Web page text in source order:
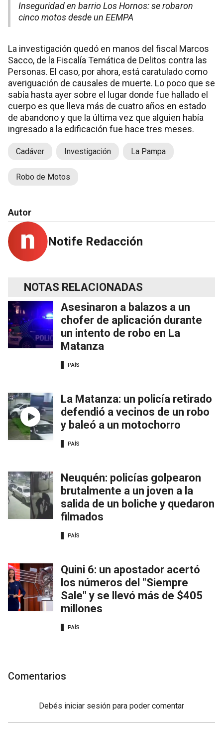
Inseguridad en barrio Los Hornos: se robaron
cinco motos desde un EEMPA
La investigación quedó en manos del fiscal Marcos
Sacco, de la Fiscalía Temática de Delitos contra las
Personas. El caso, por ahora, está caratulado como
averiguación de causales de muerte. Lo poco que se
sabía hasta ayer sobre el lugar donde fue hallado el
cuerpo es que lleva más de cuatro años en estado
de abandono y que la última vez que alguien había
ingresado a la edificación fue hace tres meses.
Cadáver Investigación La Pampa
Robo de Motos
Autor
Notife Redacción
NOTAS RELACIONADAS
Asesinaron a balazos a un
chofer de aplicación durante
un intento de robo en La
Matanza
PAÍS
La Matanza: un policía retirado
defendió a vecinos de un robo
y baleó a un motochorro
PAÍS
Neuquén: policías golpearon
brutalmente a un joven a la
salida de un boliche y quedaron
filmados
PAÍS
Quini 6: un apostador acertó
los números del "Siempre
Sale" y se llevó más de $405
millones
PAÍS
Comentarios
Debés iniciar sesión para poder comentar